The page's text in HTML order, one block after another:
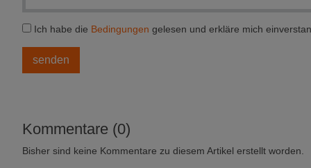
Ich habe die Bedingungen gelesen und erkläre mich
Kommentare (0)
Bisher sind keine Kommentare zu diesem Artikel erstellt worden.